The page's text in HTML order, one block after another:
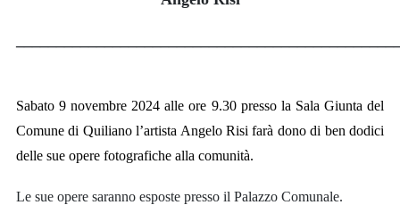
Sabato 9 novembre 2024 alle ore 9.30 presso la Sala Giunta del
Comune di Quiliano l’artista Angelo Risi farà dono di ben dodici
delle sue opere fotografiche alla comunità.
Le sue opere saranno esposte presso il Palazzo Comunale.